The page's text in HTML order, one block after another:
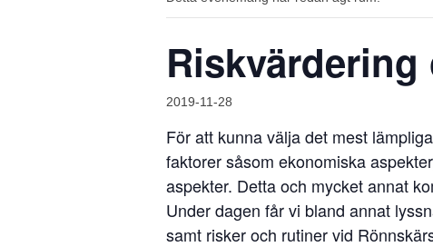
2019-11-28
För att kunna välja det mest
faktorer såsom ekonomiska
aspekter. Detta och mycket annat
Under dagen får vi bland annat
samt risker och rutiner vid